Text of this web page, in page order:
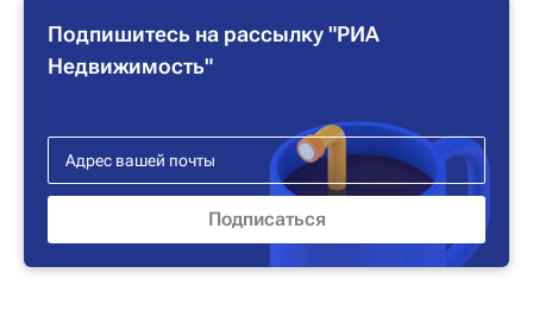
Подпишитесь на рассылку "РИА
Недвижимость"